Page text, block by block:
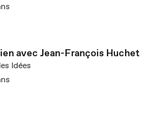
avec Jean-François Huchet
Idées